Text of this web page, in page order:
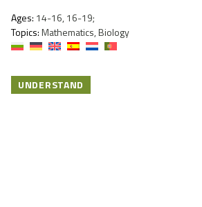
Ages: 14-16, 16-19;
Topics:Mathematics, Biology
UNDERSTAND